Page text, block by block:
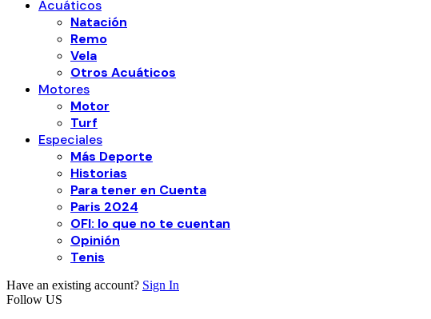
Acuáticos
Natación
Remo
Vela
Otros Acuáticos
Motores
Motor
Turf
Especiales
Más Deporte
Historias
Para tener en Cuenta
Paris 2024
OFI: lo que no te cuentan
Opinión
Tenis
Have an existing account? Sign In
Follow US